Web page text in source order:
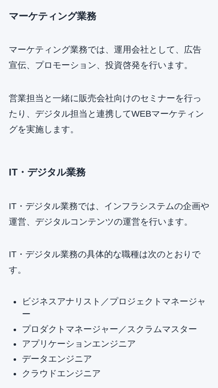
マーケティング業務
マーケティング業務では、運用会社として、広告
宣伝、プロモーション、投資啓発を行います。
営業担当と一緒に販売会社向けのセミナーを行っ
たり、デジタル担当と連携してWEBマーケティン
グを実施します。
IT・デジタル業務
IT・デジタル業務では、インフラシステムの企画や
運営、デジタルコンテンツの運営を行います。
IT・デジタル業務の具体的な職種は次のとおりで
す。
ビジネスアナリスト／プロジェクトマネージャ
ー
プロダクトマネージャー／スクラムマスター
アプリケーションエンジニア
データエンジニア
クラウドエンジニア